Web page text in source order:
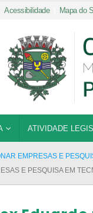
Acessibilidade| Mapa do
ATIVIDADE
EMPRESAS E
E PESQUISA EM